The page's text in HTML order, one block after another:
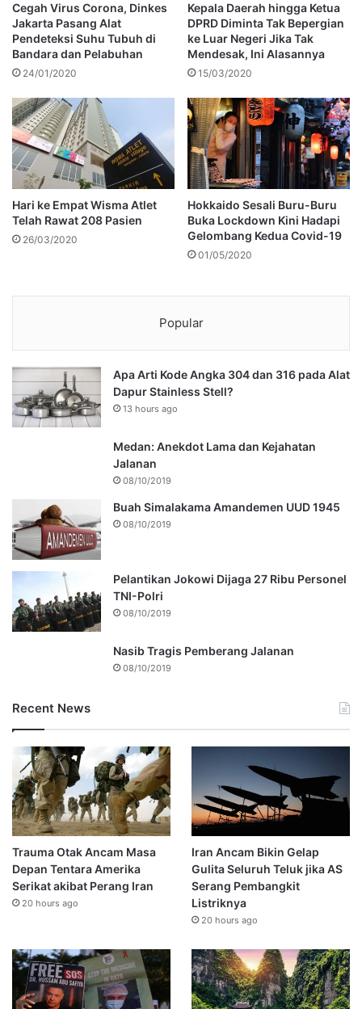
Cegah Virus Corona, Dinkes
Jakarta Pasang Alat
Pendeteksi Suhu Tubuh di
Bandara dan Pelabuhan
24/01/2020
Kepala Daerah hingga Ketua
DPRD Diminta Tak Bepergian
ke Luar Negeri Jika Tak
Mendesak, Ini Alasannya
15/03/2020
Hari ke Empat Wisma Atlet
Telah Rawat 208 Pasien
26/03/2020
Hokkaido Sesali Buru-Buru
Buka Lockdown Kini Hadapi
Gelombang Kedua Covid-19
01/05/2020
Popular
Apa Arti Kode Angka 304 dan 316 pada Alat
Dapur Stainless Stell?
13 hours ago
Medan: Anekdot Lama dan Kejahatan
Jalanan
08/10/2019
Buah Simalakama Amandemen UUD 1945
08/10/2019
Pelantikan Jokowi Dijaga 27 Ribu Personel
TNI-Polri
08/10/2019
Nasib Tragis Pemberang Jalanan
08/10/2019
Recent News
Trauma Otak Ancam Masa
Depan Tentara Amerika
Serikat akibat Perang Iran
20 hours ago
Iran Ancam Bikin Gelap
Gulita Seluruh Teluk jika AS
Serang Pembangkit
Listriknya
20 hours ago